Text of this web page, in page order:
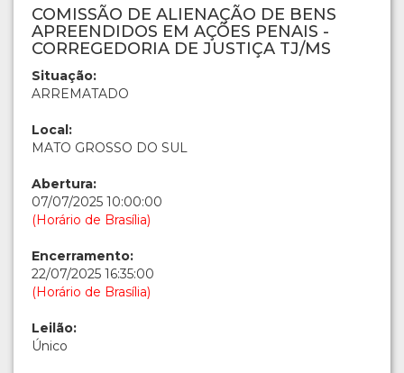
COMISSÃO DE ALIENAÇÃO DE BENS
APREENDIDOS EM AÇÕES PENAIS -
CORREGEDORIA DE JUSTIÇA TJ/MS
Situação:
ARREMATADO
Local:
MATO GROSSO DO SUL
Abertura:
07/07/2025 10:00:00
(Horário de Brasília)
Encerramento:
22/07/2025 16:35:00
(Horário de Brasília)
Leilão:
Único